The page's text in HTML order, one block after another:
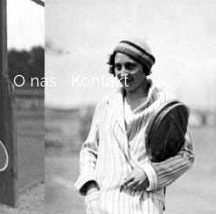
O nas Kontakt